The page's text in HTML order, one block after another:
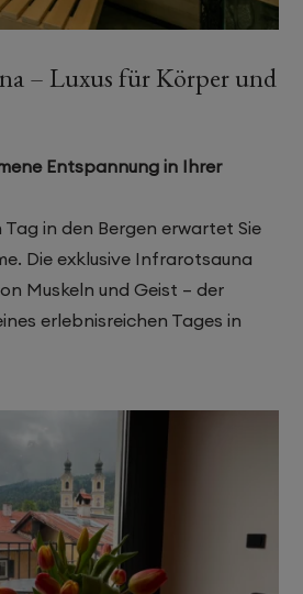
– Luxus für Körper und
Entspannung in Ihrer
in den Bergen erwartet Sie
Die exklusive Infrarotsauna
Muskeln und Geist – der
erlebnisreichen Tages in